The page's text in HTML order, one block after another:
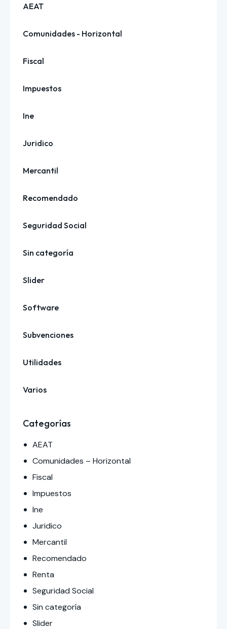
AEAT
Comunidades - Horizontal
Fiscal
Impuestos
Ine
Juridico
Mercantil
Recomendado
Seguridad Social
Sin categoría
Slider
Software
Subvenciones
Utilidades
Varios
Categorías
AEAT
Comunidades – Horizontal
Fiscal
Impuestos
Ine
Juridico
Mercantil
Recomendado
Renta
Seguridad Social
Sin categoría
Slider